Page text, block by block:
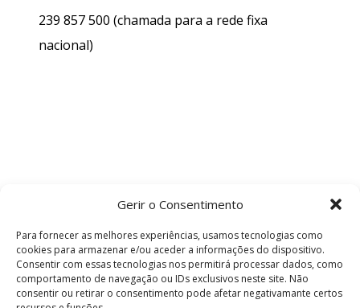
Gerir o Consentimento
Para fornecer as melhores experiências, usamos tecnologias como
cookies para armazenar e/ou aceder a informações do dispositivo.
Consentir com essas tecnologias nos permitirá processar dados, como
comportamento de navegação ou IDs exclusivos neste site. Não
consentir ou retirar o consentimento pode afetar negativamante certos
239 857 500 (chamada para a rede fixa
nacional)